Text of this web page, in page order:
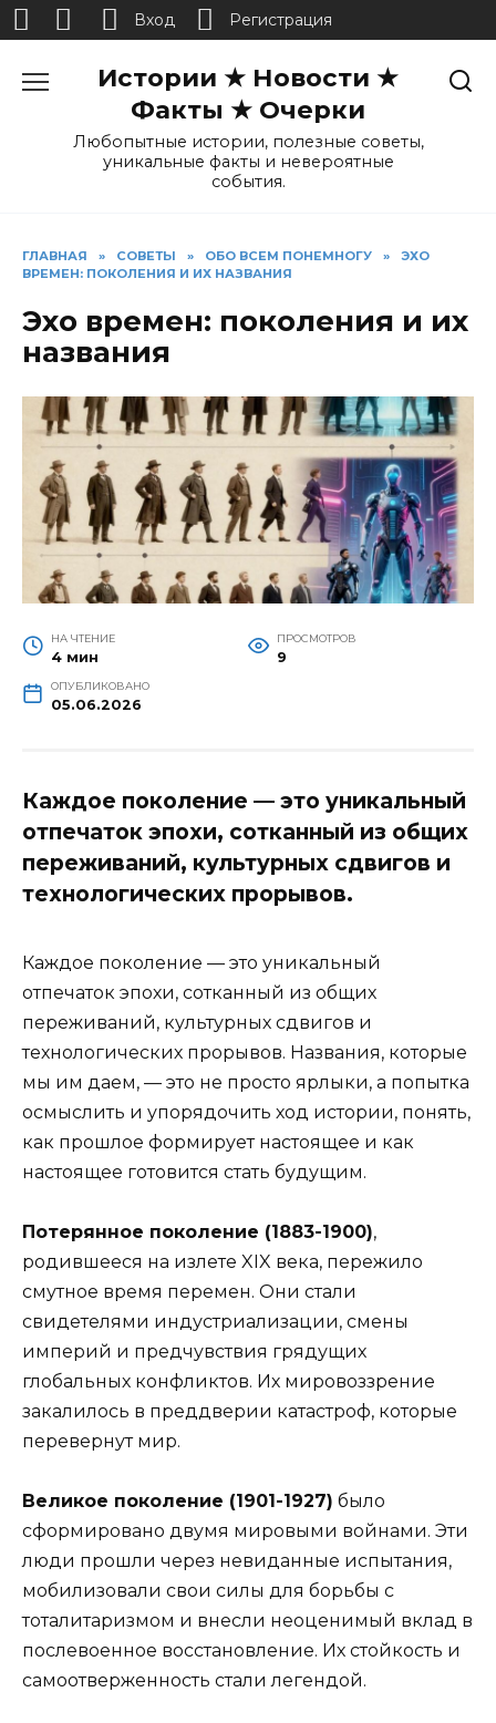
Истории ★ Новости ★
Факты ★ Очерки
Любопытные истории, полезные советы,
уникальные факты и невероятные
события.
ГЛАВНАЯ » СОВЕТЫ » ОБО ВСЕМ ПОНЕМНОГУ »
ЭХО
ВРЕМЕН: ПОКОЛЕНИЯ И ИХ НАЗВАНИЯ
Эхо времен: поколения и их
названия
НА ЧТЕНИЕ
4 мин
ПРОСМОТРОВ
9
ОПУБЛИКОВАНО
05.06.2026
Каждое поколение — это уникальный
отпечаток эпохи, сотканный из общих
переживаний, культурных сдвигов и
технологических прорывов.
Каждое поколение — это уникальный
отпечаток эпохи, сотканный из общих
переживаний, культурных сдвигов и
технологических прорывов. Названия, которые
мы им даем, — это не просто ярлыки, а попытка
осмыслить и упорядочить ход истории, понять,
как прошлое формирует настоящее и как
настоящее готовится стать будущим.
Потерянное поколение (1883-1900),
родившееся на излете XIX века, пережило
смутное время перемен. Они стали
свидетелями индустриализации, смены
империй и предчувствия грядущих
глобальных конфликтов. Их мировоззрение
закалилось в преддверии катастроф, которые
перевернут мир.
Великое поколение (1901-1927) было
сформировано двумя мировыми войнами. Эти
люди прошли через невиданные испытания,
мобилизовали свои силы для борьбы с
тоталитаризмом и внесли неоценимый вклад в
послевоенное восстановление. Их стойкость и
самоотверженность стали легендой.
Вход Регистрация